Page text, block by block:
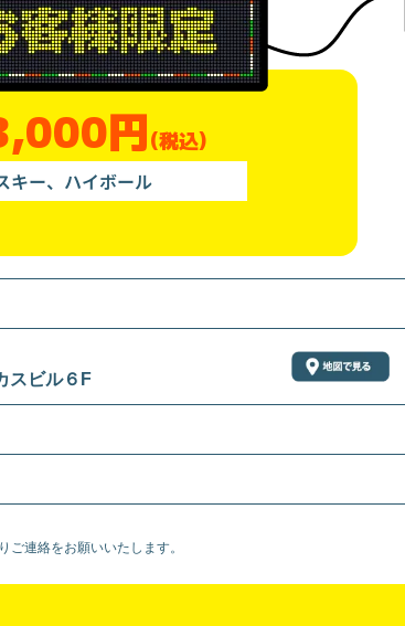
円(税込)
キー、ハイボール
スビル６F
ご連絡をお願いいたします。